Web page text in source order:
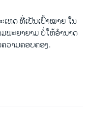
ເທດ ທີ່ເປັນເປົ້າໝາຍ ໃນ
ພະຍາຍາມ ບໍ່ໃຫ້ອຳນາດ
ວາມຄອບຄອງ.